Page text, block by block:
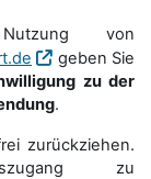
von
geben Sie
zu der
.
zurückziehen.
zu